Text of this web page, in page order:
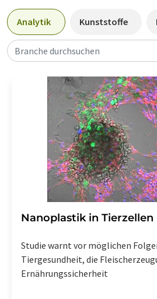
Analytik Kunststoffe
Branche durchsuchen
Nanoplastik in Tierzellen
Studie warnt vor möglichen
Tiergesundheit, die
Ernährungssicherheit